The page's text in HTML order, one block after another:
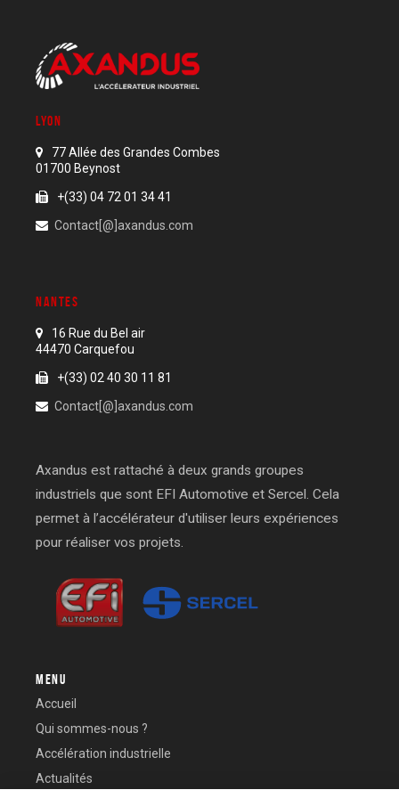
LYON
77 Allée des Grandes Combes
01700 Beynost
+(33) 04 72 01 34 41
Contact[@]axandus.com
NANTES
16 Rue du Bel air
44470 Carquefou
+(33) 02 40 30 11 81
Contact[@]axandus.com
Axandus est rattaché à deux grands groupes
industriels que sont EFI Automotive et Sercel. Cela
permet à l’accélérateur d'utiliser leurs expériences
pour réaliser vos projets.
MENU
Accueil
Qui sommes-nous ?
Accélération industrielle
Actualités